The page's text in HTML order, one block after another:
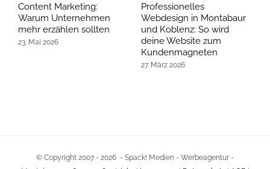
Content Marketing:
Warum Unternehmen
mehr erzählen sollten
23. Mai 2026
Professionelles
Webdesign in Montabaur
und Koblenz: So wird
deine Website zum
Kundenmagneten
27. März 2026
© Copyright 2007 - 2026 - Spack! Medien - Werbeagentur -